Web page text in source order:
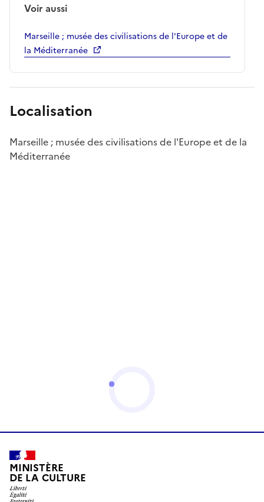
Voir aussi
Marseille ; musée des civilisations de l'Europe et de
la Méditerranée
Localisation
Marseille ; musée des civilisations de l'Europe et de la
Méditerranée
MINISTÈRE
DE LA CULTURE